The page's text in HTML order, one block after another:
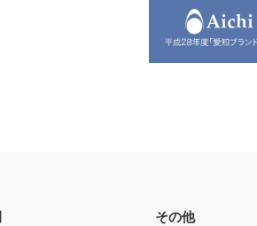
その他